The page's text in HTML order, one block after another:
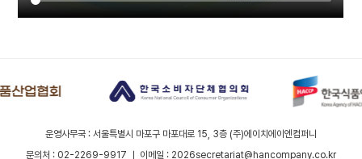
운영사무국 : 서울특별시 마포구 마포대로 15, 3층 (주)에이치에이엔컴퍼니
문의처 : 02-2269-9917 ㅣ 이메일 : 2026secretariat@hancompany.co.kr